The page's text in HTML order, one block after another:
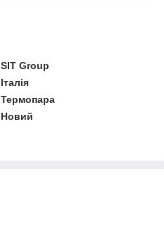
SIT Group
Італія
Термопара
Новий